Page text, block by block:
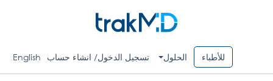
للأطباء الحلول تسجيل الدخول/ انشاء حساب English